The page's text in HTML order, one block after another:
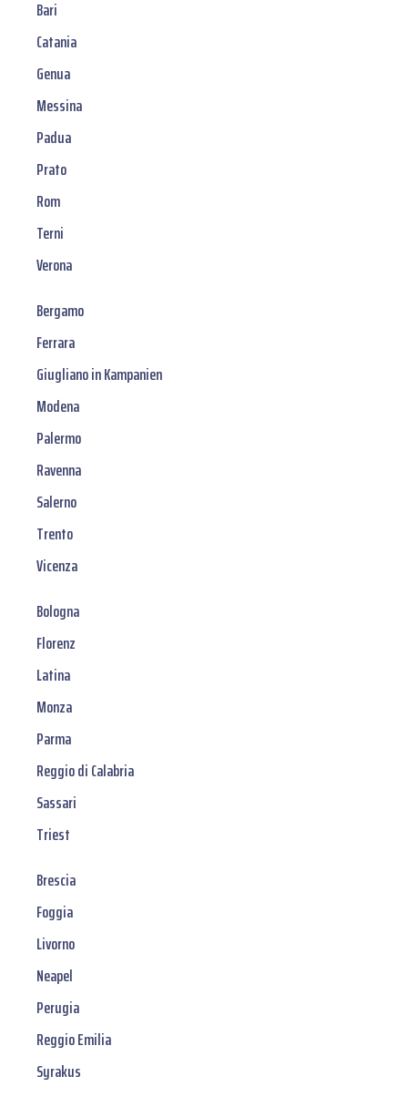
Bari
Catania
Genua
Messina
Padua
Prato
Rom
Terni
Verona
Bergamo
Ferrara
Giugliano in Kampanien
Modena
Palermo
Ravenna
Salerno
Trento
Vicenza
Bologna
Florenz
Latina
Monza
Parma
Reggio di Calabria
Sassari
Triest
Brescia
Foggia
Livorno
Neapel
Perugia
Reggio Emilia
Syrakus